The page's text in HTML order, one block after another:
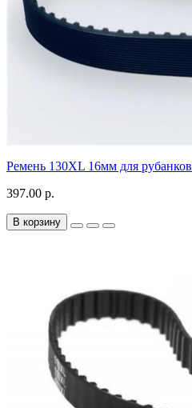
Ремень 130XL 16мм для рубанков
397.00 р.
В корзину